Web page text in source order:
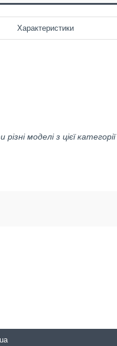
Характеристики
моделі з цієї категорії